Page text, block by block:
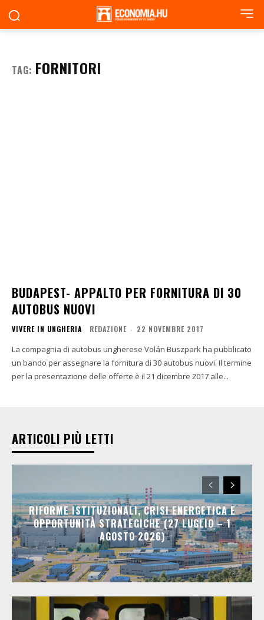
TAG: FORNITORI
BUDAPEST- APPALTO PER FORNITURA DI 30
AUTOBUS NUOVI
VIVERE IN UNGHERIA REDAZIONE - 22 NOVEMBRE 2017
La compagnia di autobus ungherese Volán Buszpark ha pubblicato
un bando per assegnare la fornitura di 30 autobus nuovi. Il termine
per la presentazione delle offerte è il 21 dicembre 2017 alle...
ARTICOLI PIÙ LETTI
RIFORME ISTITUZIONALI, CRISI ENERGETICA E
OPPORTUNITÀ STRATEGICHE (27 LUGLIO – 1
AGOSTO 2026)